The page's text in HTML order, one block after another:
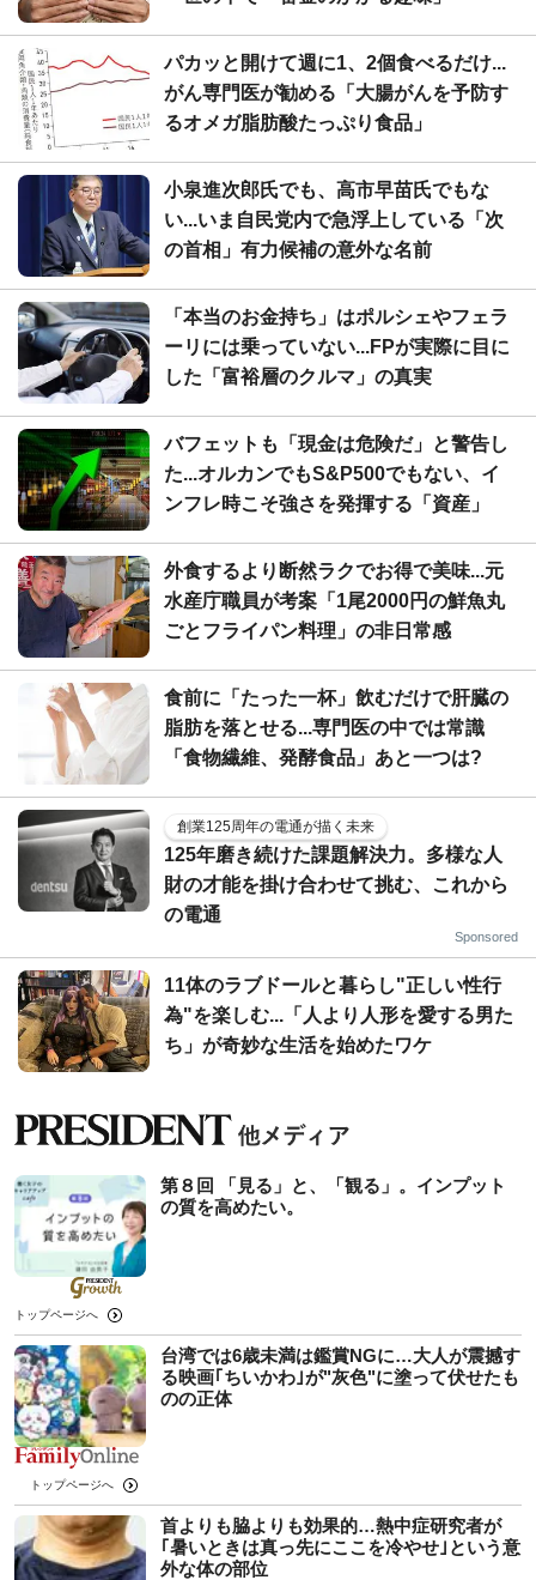
パカッと開けて週に1、2個食べるだけ...
がん専門医が勧める「大腸がんを予防す
るオメガ脂肪酸たっぷり食品」
小泉進次郎氏でも、高市早苗氏でもな
い...いま自民党内で急浮上している「次
の首相」有力候補の意外な名前
「本当のお金持ち」はポルシェやフェラ
ーリには乗っていない...FPが実際に目に
した「富裕層のクルマ」の真実
バフェットも「現金は危険だ」と警告し
た...オルカンでもS&P500でもない、イ
ンフレ時こそ強さを発揮する「資産」
外食するより断然ラクでお得で美味...元
水産庁職員が考案「1尾2000円の鮮魚丸
ごとフライパン料理」の非日常感
食前に「たった一杯」飲むだけで肝臓の
脂肪を落とせる...専門医の中では常識
「食物繊維、発酵食品」あと一つは?
創業125周年の電通が描く未来
125年磨き続けた課題解決力。多様な人
財の才能を掛け合わせて挑む、これから
の電通
Sponsored
11体のラブドールと暮らし"正しい性行
為"を楽しむ...「人より人形を愛する男た
ち」が奇妙な生活を始めたワケ
第８回 「見る」と、「観る」。インプット
の質を高めたい。
トップページへ
台湾では6歳未満は鑑賞NGに…大人が震撼す
る映画｢ちいかわ｣が"灰色"に塗って伏せたも
のの正体
トップページへ
首よりも脇よりも効果的…熱中症研究者が
｢暑いときは真っ先にここを冷やせ｣という意
外な体の部位